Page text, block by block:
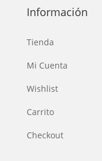
Información
Tienda
Mi Cuenta
Wishlist
Carrito
Checkout